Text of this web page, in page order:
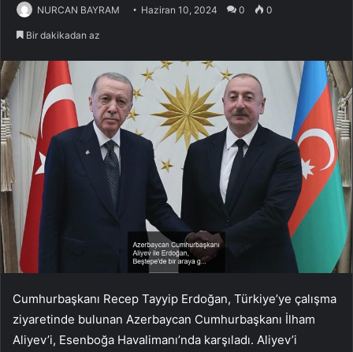
NURCAN BAYRAM Haziran 10, 2024 0 0
Bir dakikadan az
Cumhurbaşkanı Recep Tayyip Erdoğan, Türkiye’ye çalışma
ziyaretinde bulunan Azerbaycan Cumhurbaşkanı İlham
Aliyev’i, Esenboğa Havalimanı’nda karşıladı. Aliyev’i